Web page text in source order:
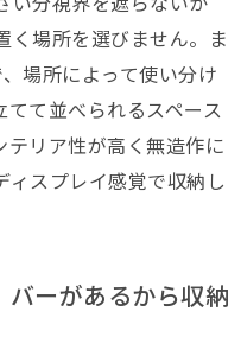
く場所を選びません。ま
場所によって使い分け
てて並べられるスペース
テリア性が高く無造作に
ィスプレイ感覚で収納し
バーがあるから収納